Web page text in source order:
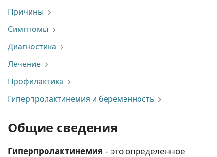
Причины
Симптомы
Диагностика
Лечение
Профилактика
Гиперпролактинемия и беременность
Общие сведения
Гиперпролактинемия – это определенное